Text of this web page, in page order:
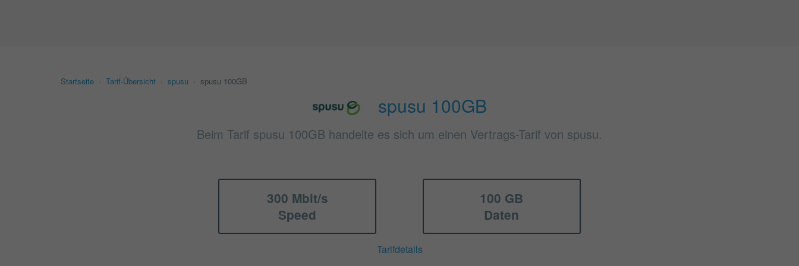
Startseite Tarif-Übersicht spusu spusu 100GB
spusu 100GB
Beim Tarif spusu 100GB handelte es sich um einen Vertrags-Tarif von spusu.
300 Mbit/s
Speed
100 GB
Daten
Tarifdetails